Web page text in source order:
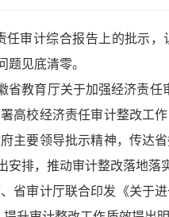
任审计综合报告上的批示
见底清零。
省教育厅关于加强经济责任
高校经济责任审计整改工作
主要领导批示精神，传达
排，推动审计整改落地落
省审计厅联合印发《关于